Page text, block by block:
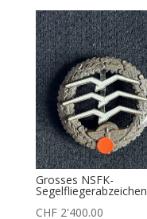
Grosses NSFK-
Segelfliegerabzeichen
CHF2'400.00